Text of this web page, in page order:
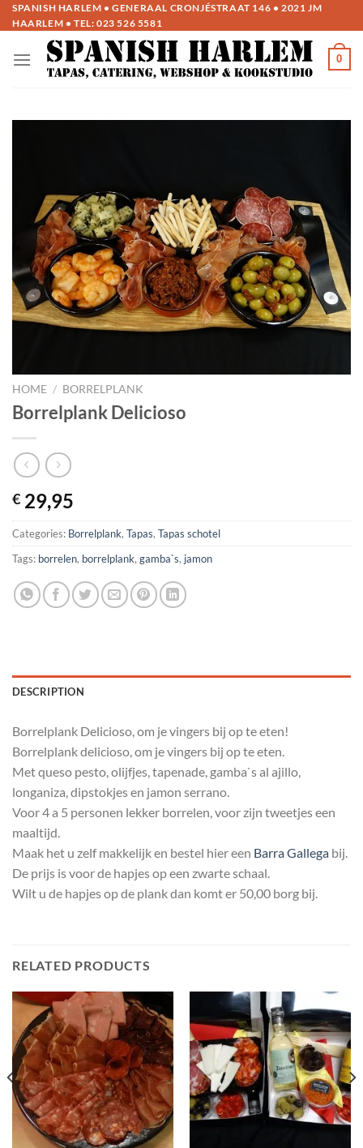
Ga
naar
SPANISH HARLEM • GENERAAL CRONJÉSTRAAT 146 • 2021 JM
HAARLEM • TEL: 023 526 5581
0
HOME / BORRELPLANK
Borrelplank Delicioso
€ 29,95
Categories: Borrelplank, Tapas, Tapas schotel
Tags: borrelen, borrelplank, gamba`s, jamon
DESCRIPTION
Borrelplank Delicioso, om je vingers bij op te eten!
Borrelplank delicioso, om je vingers bij op te eten.
Met queso pesto, olijfjes, tapenade, gamba`s al ajillo,
longaniza, dipstokjes en jamon serrano.
Voor 4 a 5 personen lekker borrelen, voor zijn tweetjes een
maaltijd.
Maak het u zelf makkelijk en bestel hier een Barra Gallega bij.
De prijs is voor de hapjes op een zwarte schaal.
Wilt u de hapjes op de plank dan komt er 50,00 borg bij.
RELATED PRODUCTS